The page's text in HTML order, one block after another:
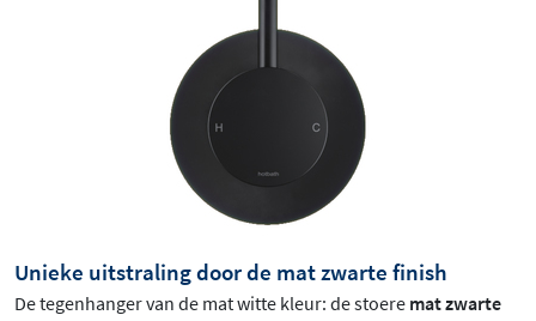
Unieke uitstraling door de mat zwarte finish
De tegenhanger van de mat witte kleur: de stoere mat zwarte